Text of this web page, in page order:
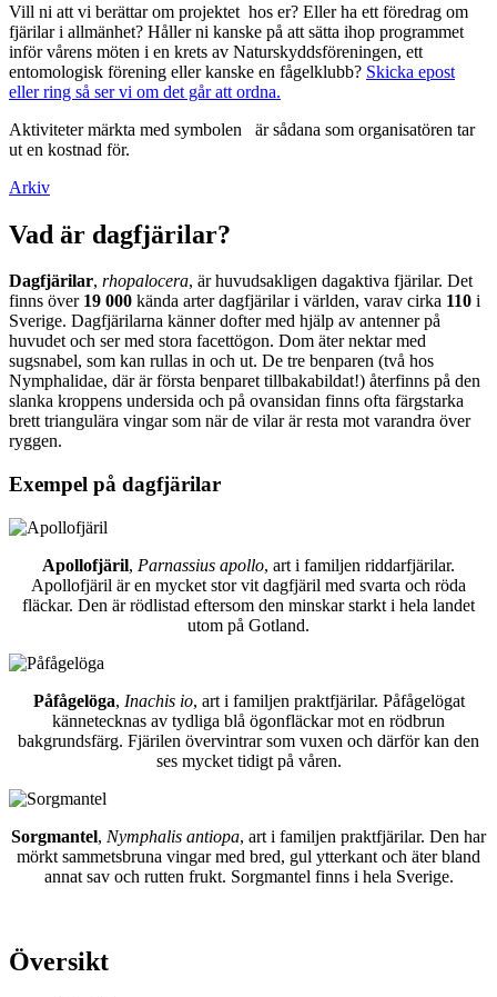
Vill ni att vi berättar om projektet hos er? Eller ha ett föredrag om
fjärilar i allmänhet? Håller ni kanske på att sätta ihop programmet
inför vårens möten i en krets av Naturskyddsföreningen, ett
entomologisk förening eller kanske en fågelklubb? Skicka epost
eller ring så ser vi om det går att ordna.
Aktiviteter märkta med symbolen
är sådana som organisatören tar
ut en kostnad för.
Arkiv
Vad är dagfjärilar?
Dagfjärilar, rhopalocera, är huvudsakligen dagaktiva fjärilar. Det
finns över 19 000 kända arter dagfjärilar i världen, varav cirka 110 i
Sverige. Dagfjärilarna känner dofter med hjälp av antenner på
huvudet och ser med stora facettögon. Dom äter nektar med
sugsnabel, som kan rullas in och ut. De tre benparen (två hos
Nymphalidae, där är första benparet tillbakabildat!) återfinns på den
slanka kroppens undersida och på ovansidan finns ofta färgstarka
brett triangulära vingar som när de vilar är resta mot varandra över
ryggen.
Exempel på dagfjärilar
Apollofjäril, Parnassius apollo, art i familjen riddarfjärilar.
Apollofjäril är en mycket stor vit dagfjäril med svarta och röda
fläckar. Den är rödlistad eftersom den minskar starkt i hela landet
utom på Gotland.
Påfågelöga, Inachis io, art i familjen praktfjärilar. Påfågelögat
kännetecknas av tydliga blå ögonfläckar mot en rödbrun
bakgrundsfärg. Fjärilen övervintrar som vuxen och därför kan den
ses mycket tidigt på våren.
Sorgmantel, Nymphalis antiopa, art i familjen praktfjärilar. Den har
mörkt sammetsbruna vingar med bred, gul ytterkant och äter bland
annat sav och rutten frukt. Sorgmantel finns i hela Sverige.
Översikt